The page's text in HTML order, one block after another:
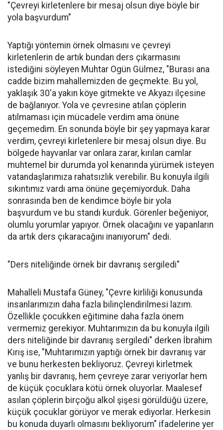
"Çevreyi kirletenlere bir mesaj olsun diye böyle bir
yola başvurdum"
Yaptığı yöntemin örnek olmasını ve çevreyi
kirletenlerin de artık bundan ders çıkarmasını
istediğini söyleyen Muhtar Ogün Gülmez, "Burası ana
cadde bizim mahallemizden de geçmekte. Bu yol,
yaklaşık 30'a yakın köye gitmekte ve Akyazı ilçesine
de bağlanıyor. Yola ve çevresine atılan çöplerin
atılmaması için mücadele verdim ama önüne
geçemedim. En sonunda böyle bir şey yapmaya karar
verdim, çevreyi kirletenlere bir mesaj olsun diye. Bu
bölgede hayvanlar var onlara zarar, kırılan camlar
muhtemel bir durumda yol kenarında yürümek isteyen
vatandaşlarımıza rahatsızlık verebilir. Bu konuyla ilgili
sıkıntımız vardı ama önüne geçemiyorduk. Daha
sonrasında ben de kendimce böyle bir yola
başvurdum ve bu standı kurduk. Görenler beğeniyor,
olumlu yorumlar yapıyor. Örnek olacağını ve yapanların
da artık ders çıkaracağını inanıyorum" dedi.
"Ders niteliğinde örnek bir davranış sergiledi"
Mahalleli Mustafa Güney, "Çevre kirliliği konusunda
insanlarımızın daha fazla bilinçlendirilmesi lazım.
Özellikle çocukken eğitimine daha fazla önem
vermemiz gerekiyor. Muhtarımızın da bu konuyla ilgili
ders niteliğinde bir davranış sergiledi" derken İbrahim
Kırış ise, "Muhtarımızın yaptığı örnek bir davranış var
ve bunu herkesten bekliyoruz. Çevreyi kirletmek
yanlış bir davranış, hem çevreye zarar veriyorlar hem
de küçük çocuklara kötü örnek oluyorlar. Maalesef
asılan çöplerin birçoğu alkol şişesi görüldüğü üzere,
küçük çocuklar görüyor ve merak ediyorlar. Herkesin
bu konuda duyarlı olmasını bekliyorum" ifadelerine yer